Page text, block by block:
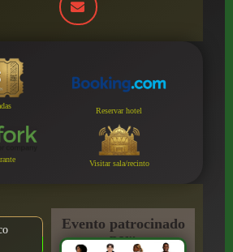
Reservar hotel
Visitar sala/recinto
Evento patrocinado
por: